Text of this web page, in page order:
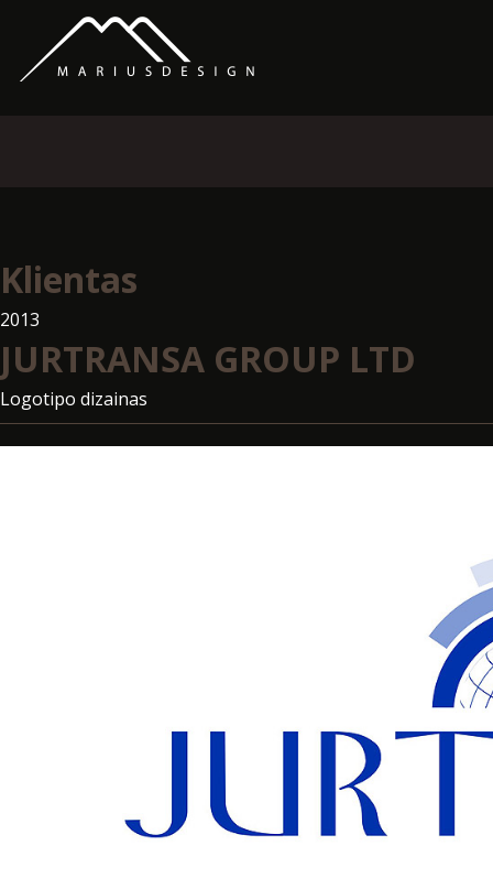
Klientas
2013
JURTRANSA GROUP LTD
Logotipo dizainas